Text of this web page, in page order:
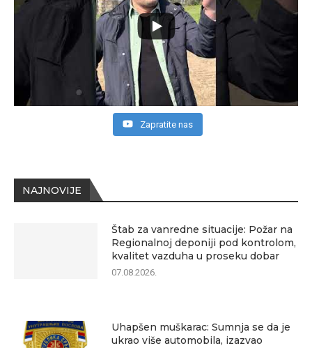
NAJNOVIJE
Štab za vanredne situacije: Požar na
Regionalnoj deponiji pod kontrolom,
kvalitet vazduha u proseku dobar
07.08.2026.
Uhapšen muškarac: Sumnja se da je
ukrao više automobila, izazvao
Zapratite nas